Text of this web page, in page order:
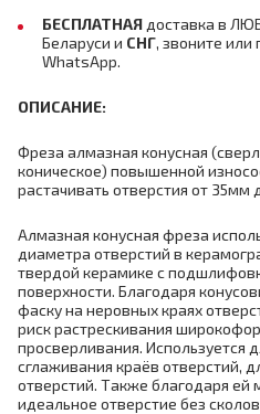
БЕСПЛАТНАЯ доставка в
Беларуси и СНГ, звоните или
WhatsApp.
ОПИСАНИЕ:
Фреза алмазная конусная
коническое) повышенной
растачивать отверстия от 35мм
Алмазная конусная фреза
диаметра отверстий в
твердой керамике с
поверхности. Благодаря
фаску на неровных краях
риск растрескивания
просверливания. Используется
сглаживания краёв отверстий,
отверстий. Также благодаря ей
идеальное отверстие без